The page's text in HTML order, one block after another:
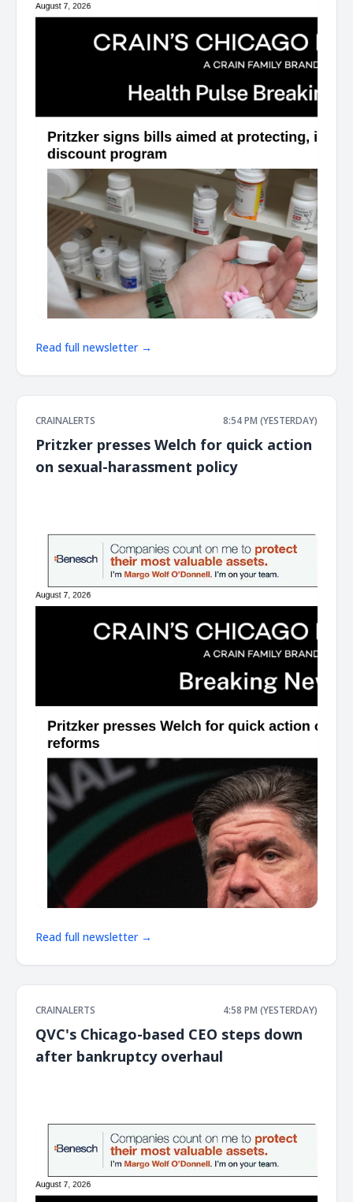
Read full newsletter →
CRAINALERTS 8:54 PM (YESTERDAY)
Pritzker presses Welch for quick action
on sexual-harassment policy
Read full newsletter →
CRAINALERTS 4:58 PM (YESTERDAY)
QVC's Chicago-based CEO steps down
after bankruptcy overhaul